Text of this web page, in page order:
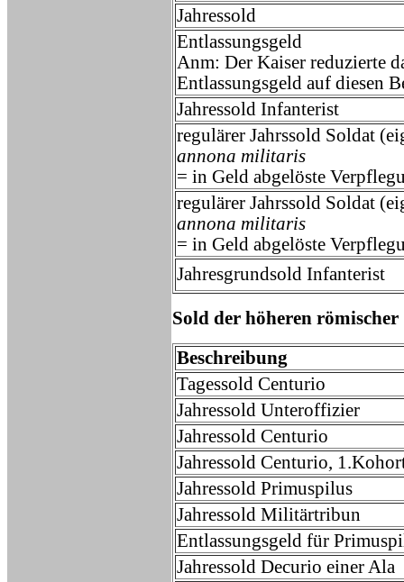
Jahressold
Entlassungsgeld
Anm: Der Kaiser reduzierte
Entlassungsgeld auf diesen
Jahressold Infanterist
regulärer Jahrssold Soldat
annona militaris
= in Geld abgelöste
regulärer Jahrssold Soldat
annona militaris
= in Geld abgelöste
Jahresgrundsold Infanterist
Sold der höheren römischer
Beschreibung
Tagessold Centurio
Jahressold Unteroffizier
Jahressold Centurio
Jahressold Centurio,
Jahressold Primuspilus
Jahressold Militärtribun
Entlassungsgeld für
Jahressold Decurio einer Ala